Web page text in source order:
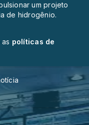
um projeto
de hidrogênio.
políticas de